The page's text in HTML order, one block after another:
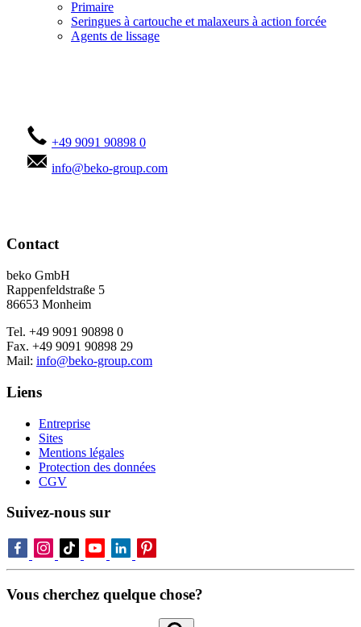
Primaire
Seringues à cartouche et malaxeurs à action forcée
Agents de lissage
+49 9091 90898 0
info@beko-group.com
Contact
beko GmbH
Rappenfeldstraße 5
86653 Monheim
Tel. +49 9091 90898 0
Fax. +49 9091 90898 29
Mail: info@beko-group.com
Liens
Entreprise
Sites
Mentions légales
Protection des données
CGV
Suivez-nous sur
Vous cherchez quelque chose?